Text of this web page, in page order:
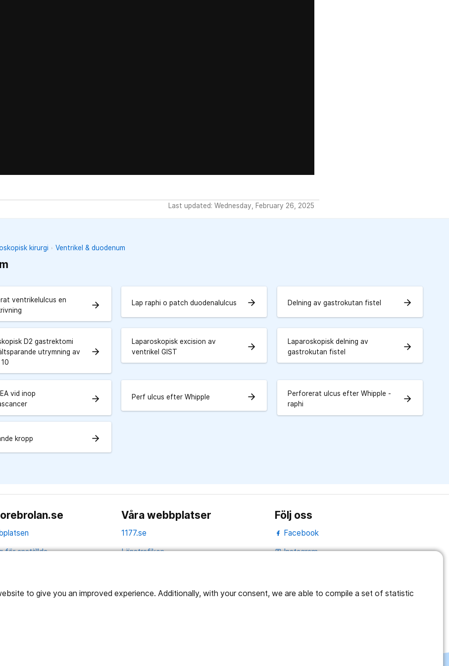
to give you an improved experience. Additionally, with your consent, we are able to compile a set of statistic
Last updated: Wednesday, February 26, 2025
kirurgi Ventrikel & duodenum
ventrikelulcus en
arrow_forward Lap raphi o patch duodenalulcus arrow_forward Delning av gastrokutan fistel arrow_forward
D2 gastrektomi
utrymning av
arrow_forward
Laparoskopisk excision av
ventrikel GIST
arrow_forward
Laparoskopisk delning av
gastrokutan fistel
arrow_forward
vid inop
arrow_forward Perf ulcus efter Whipple arrow_forward
Perforerat ulcus efter Whipple -
raphi
arrow_forward
kropp arrow_forward
för anställda
tillgänglighet
Våra webbplatser
1177.se
Länstrafiken
Följ oss
Facebook
portraitInstagram